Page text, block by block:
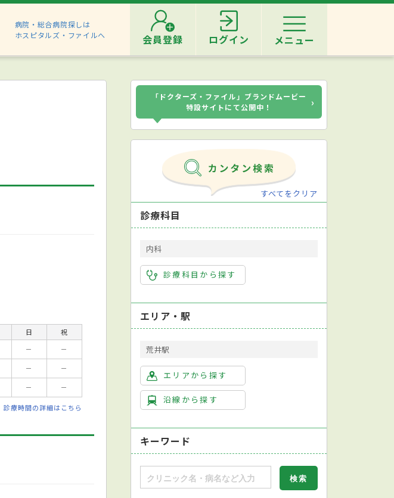
病院・総合病院探しは
ホスピタルズ・ファイルへ
会員登録 ログイン メニュー
日
祝
－
－
－
－
－ －
診療時間の詳細はこちら
「ドクターズ・ファイル」ブランドムービー
特設サイトにて公開中！
›
すべてをクリア
診療科目
内科
診療科目から探す
エリア・駅
荒井駅
エリアから探す
沿線から探す
キーワード